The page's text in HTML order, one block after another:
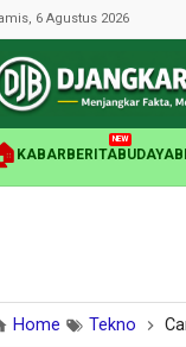
6 Agustus 2026
KABAR BERITA
NEW
BUDAYA
Home Tekno